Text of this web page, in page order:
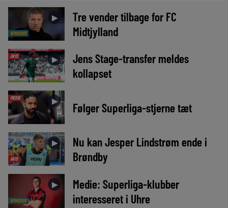
NYHEDER
►
Tre vender tilbage for FC
Midtjylland
AVIS ►
Jens Stage-transfer meldes
kollapset
MEDIE ► Følger Superliga-stjerne tæt
AVIS
►
Nu kan Jesper Lindstrøm ende i
Brøndby
NYHEDER
►
Medie: Superliga-klubber
interesseret i Uhre